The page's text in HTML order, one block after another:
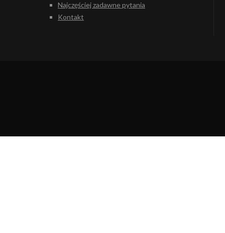
Najczęściej zadawne pytania
Kontakt